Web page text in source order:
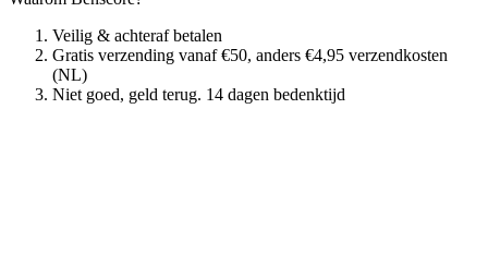
Veilig & achteraf betalen
Gratis verzending vanaf €50, anders €4,95 verzendkosten
(NL)
Niet goed, geld terug. 14 dagen bedenktijd